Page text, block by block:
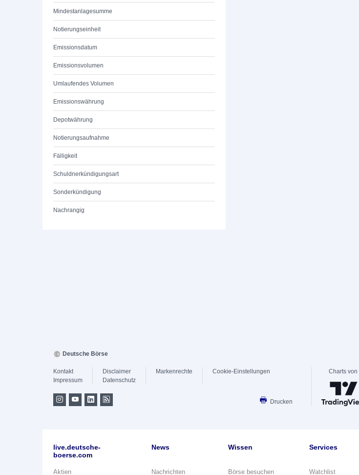
Mindestanlagesumme
Notierungseinheit
Emissionsdatum
Emissionsvolumen
Umlaufendes Volumen
Emissionswährung
Depotwährung
Notierungsaufnahme
Fälligkeit
Schuldnerkündigungsart
Sonderkündigung
Nachrangig
Deutsche Börse
Kontakt
Impressum
Disclaimer
Datenschutz
Markenrechte Cookie-Einstellungen
Drucken
Charts von
live.deutsche-
boerse.com
Aktien
News
Nachrichten
Wissen
Börse besuchen
Services
Watchlist